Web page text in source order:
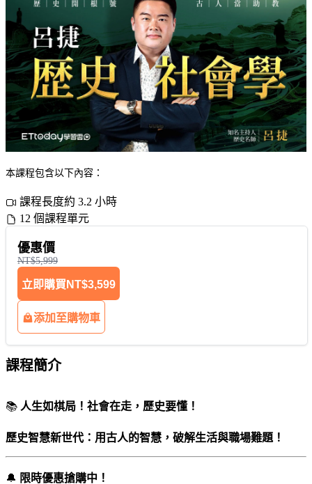
本課程包含以下內容：
課程長度約 3.2 小時
12 個課程單元
優惠價
NT$5,999
立即購買 NT$3,599
添加至購物車
課程簡介
📚 人生如棋局！社會在走，歷史要懂！
歷史智慧新世代：用古人的智慧，破解生活與職場難題！
🔔 限時優惠搶購中！